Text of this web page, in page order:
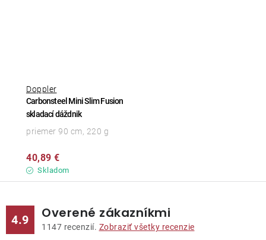
Carbonsteel Mini Slim Fusion
skladací dáždnik
Doppler
Skladom
40,89 €
priemer 90 cm, 220 g
4.9 Overené zákazníkmi
1147 recenzií. Zobraziť všetky recenzie